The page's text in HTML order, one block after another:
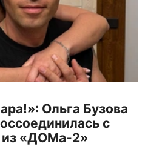
Ольга Бузова
с
«ДОМа-2»